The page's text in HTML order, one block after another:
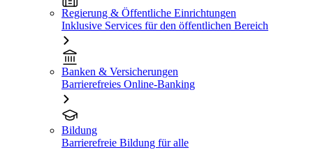
Regierung & Öffentliche Einrichtungen
Inklusive Services für den öffentlichen Bereich
Banken & Versicherungen
Barrierefreies Online-Banking
Bildung
Barrierefreie Bildung für alle